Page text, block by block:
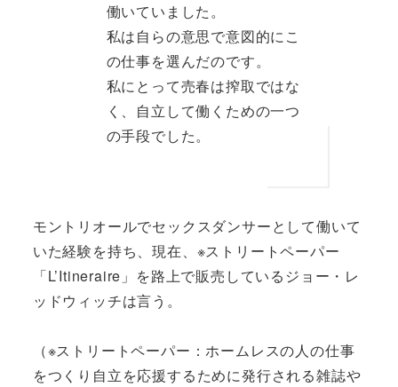
働いていました。
私は自らの意思で意図的にこ
の仕事を選んだのです。
私にとって売春は搾取ではな
く、自立して働くための一つ
の手段でした。
モントリオールでセックスダンサーとして働いて
いた経験を持ち、現在、※ストリートペーパー
「L’Itineraire」を路上で販売しているジョー・レ
ッドウィッチは言う。
（※ストリートペーパー：ホームレスの人の仕事
をつくり自立を応援するために発行される雑誌や